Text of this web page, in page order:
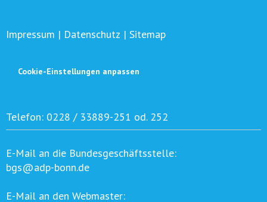
Impressum | Datenschutz | Sitemap
Cookie-Einstellungen anpassen
Telefon: 0228 / 33889-251 od. 252
E-Mail an die Bundesgeschäftsstelle:
bgs@adp-bonn.de
E-Mail an den Webmaster: